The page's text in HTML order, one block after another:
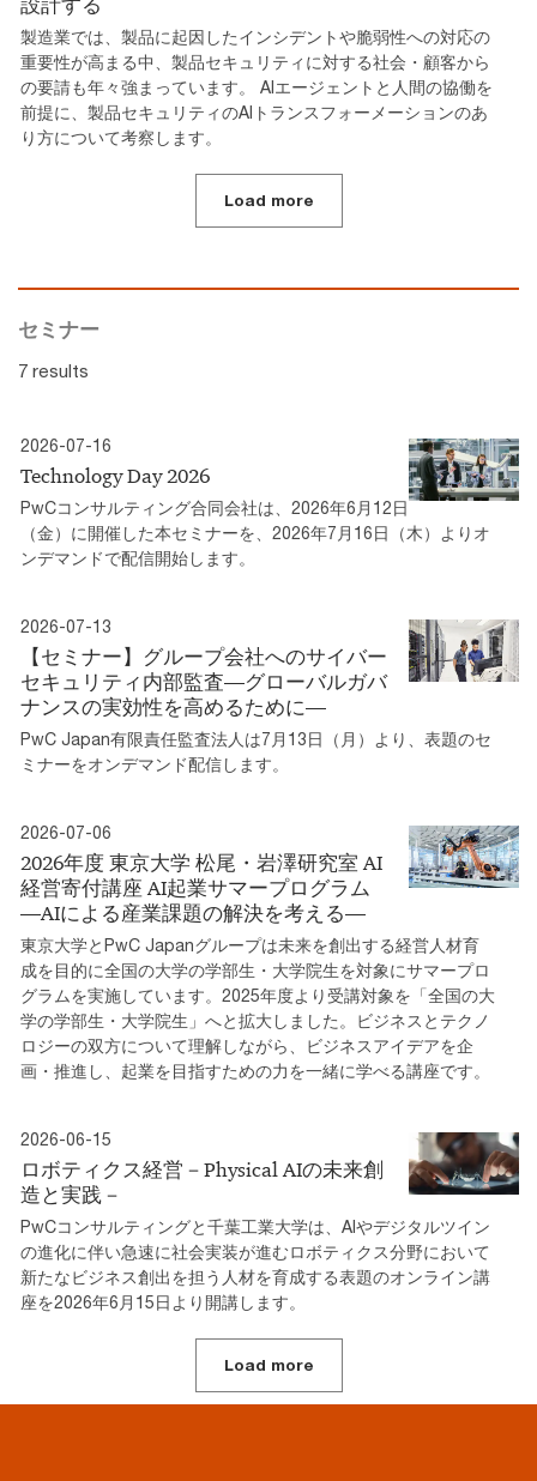
製造業では、製品に起因したインシデントや脆弱性への対応の
重要性が高まる中、製品セキュリティに対する社会・顧客から
の要請も年々強まっています。 AIエージェントと人間の協働を
前提に、製品セキュリティのAIトランスフォーメーションのあ
り方について考察します。
Load more
セミナー
7 results
2026-07-16
Technology Day 2026
PwCコンサルティング合同会社は、2026年6月12日
（金）に開催した本セミナーを、2026年7月16日（木）よりオ
ンデマンドで配信開始します。
2026-07-13
【セミナー】グループ会社へのサイバー
セキュリティ内部監査―グローバルガバ
ナンスの実効性を高めるために―
PwC Japan有限責任監査法人は7月13日（月）より、表題のセ
ミナーをオンデマンド配信します。
2026-07-06
2026年度 東京大学 松尾・岩澤研究室 AI
経営寄付講座 AI起業サマープログラム
―AIによる産業課題の解決を考える―
東京大学とPwC Japanグループは未来を創出する経営人材育
成を目的に全国の大学の学部生・大学院生を対象にサマープロ
グラムを実施しています。2025年度より受講対象を「全国の大
学の学部生・大学院生」へと拡大しました。ビジネスとテクノ
ロジーの双方について理解しながら、ビジネスアイデアを企
画・推進し、起業を目指すための力を一緒に学べる講座です。
2026-06-15
ロボティクス経営－Physical AIの未来創
造と実践－
PwCコンサルティングと千葉工業大学は、AIやデジタルツイン
の進化に伴い急速に社会実装が進むロボティクス分野において
新たなビジネス創出を担う人材を育成する表題のオンライン講
座を2026年6月15日より開講します。
Load more